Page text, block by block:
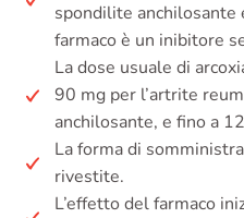
spondilite anchilosante
farmaco è un inibitore
La dose usuale di
90 mg per l’artrite
anchilosante, e fino a
La forma di
rivestite.
L’effetto del farmaco